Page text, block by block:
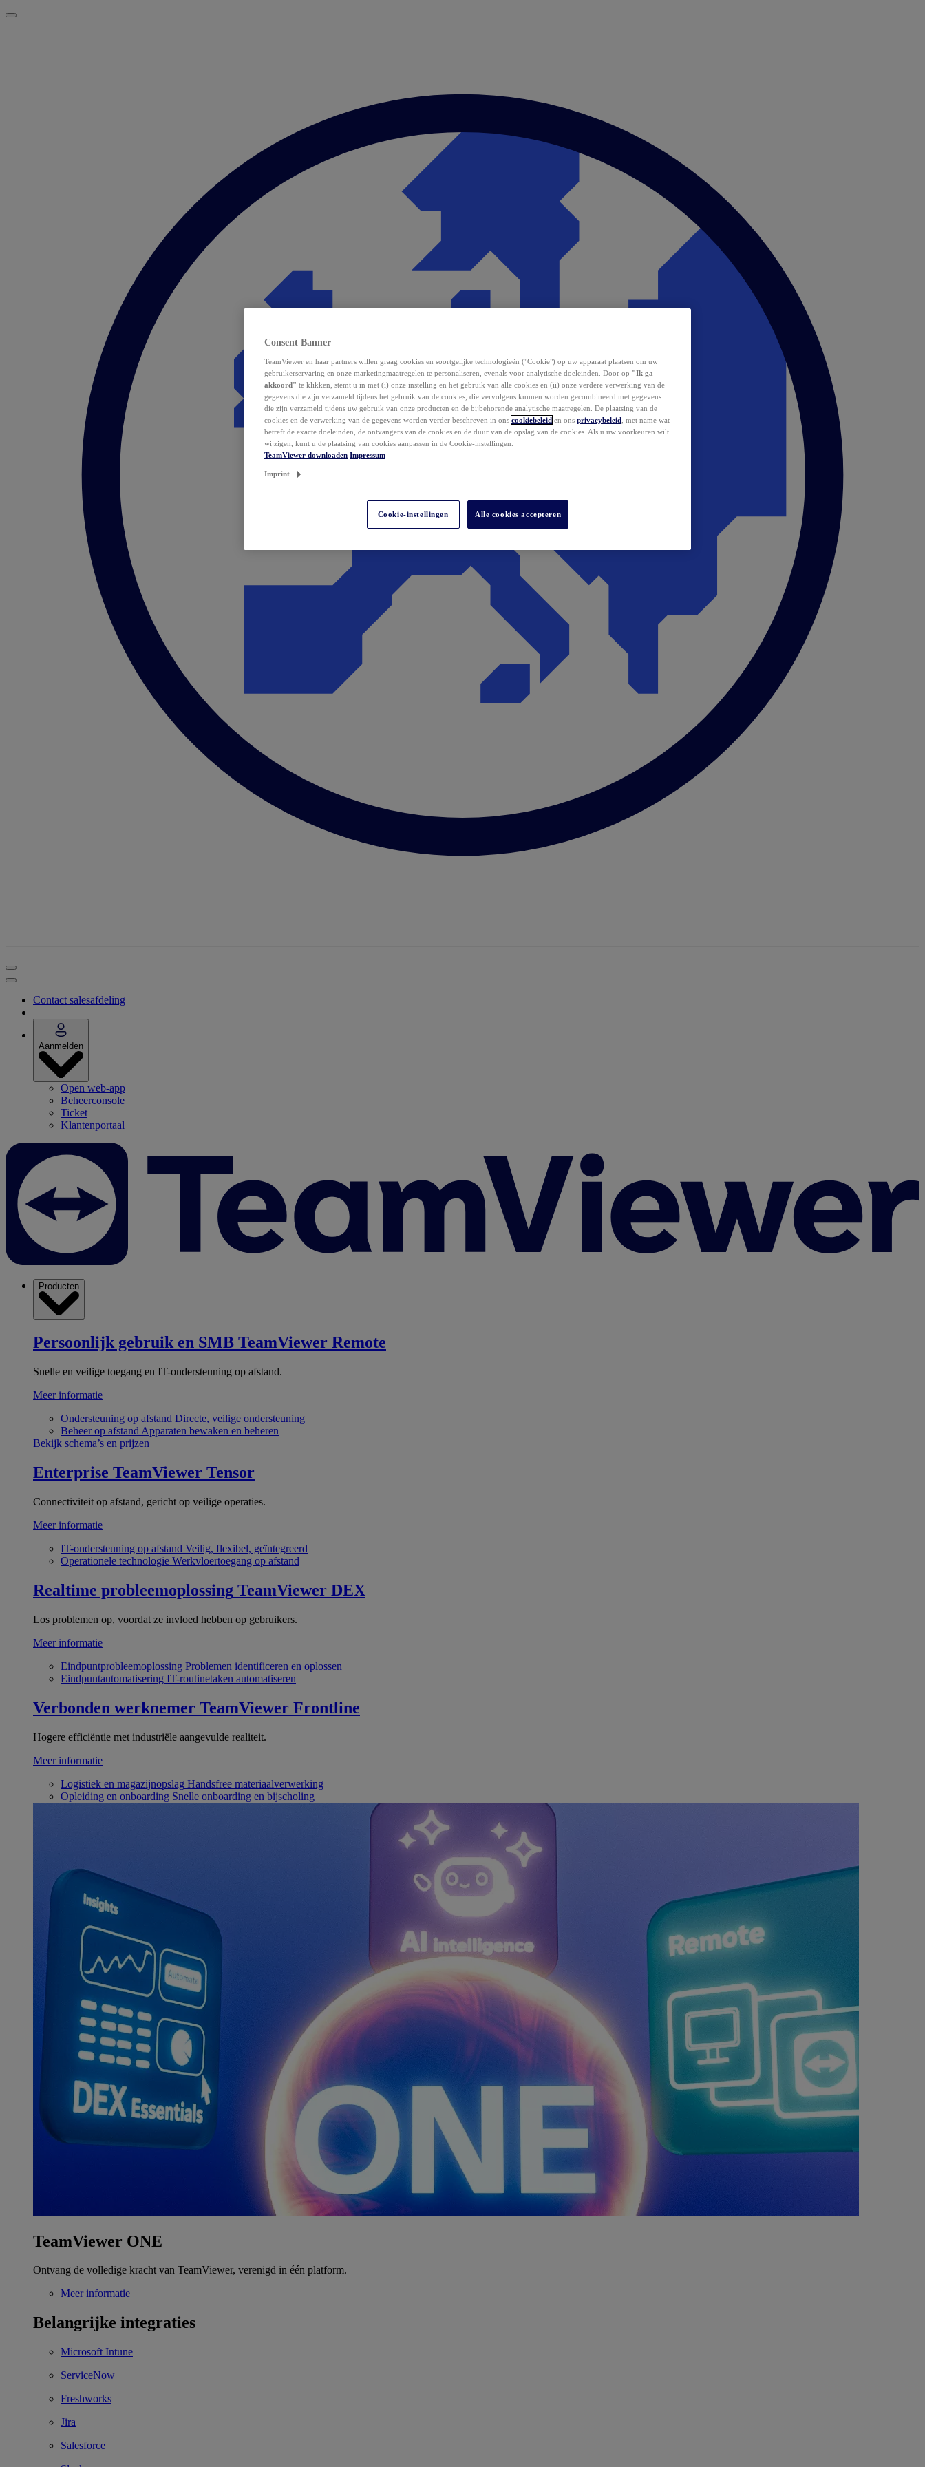
Contact salesafdeling
Aanmelden
Open web-app
Beheerconsole
Ticket
Klantenportaal
Producten
Persoonlijk gebruik en SMB TeamViewer Remote
Snelle en veilige toegang en IT-ondersteuning op afstand.
Meer informatie
Ondersteuning op afstand Directe, veilige ondersteuning
Beheer op afstand Apparaten bewaken en beheren
Bekijk schema’s en prijzen
Enterprise TeamViewer Tensor
Connectiviteit op afstand, gericht op veilige operaties.
Meer informatie
IT-ondersteuning op afstand Veilig, flexibel, geïntegreerd
Operationele technologie Werkvloertoegang op afstand
Realtime probleemoplossing TeamViewer DEX
Los problemen op, voordat ze invloed hebben op gebruikers.
Meer informatie
Eindpuntprobleemoplossing Problemen identificeren en oplossen
Eindpuntautomatisering IT-routinetaken automatiseren
Verbonden werknemer TeamViewer Frontline
Hogere efficiëntie met industriële aangevulde realiteit.
Meer informatie
Logistiek en magazijnopslag Handsfree materiaalverwerking
Opleiding en onboarding Snelle onboarding en bijscholing
TeamViewer ONE
Ontvang de volledige kracht van TeamViewer, verenigd in één platform.
Meer informatie
Belangrijke integraties
Microsoft Intune
ServiceNow
Freshworks
Jira
Salesforce
Consent Banner
TeamViewer en haar partners willen graag cookies en soortgelijke technologieën ("Cookie") op uw apparaat plaatsen om uw
gebruikerservaring en onze marketingmaatregelen te personaliseren, evenals voor analytische doeleinden. Door op "Ik ga
akkoord" te klikken, stemt u in met (i) onze instelling en het gebruik van alle cookies en (ii) onze verdere verwerking van de
gegevens die zijn verzameld tijdens het gebruik van de cookies, die vervolgens kunnen worden gecombineerd met gegevens
die zijn verzameld tijdens uw gebruik van onze producten en de bijbehorende analytische maatregelen. De plaatsing van de
cookies en de verwerking van de gegevens worden verder beschreven in ons cookiebeleid en ons privacybeleid , met name wat
betreft de exacte doeleinden, de ontvangers van de cookies en de duur van de opslag van de cookies. Als u uw voorkeuren wilt
wijzigen, kunt u de plaatsing van cookies aanpassen in de Cookie-instellingen.
TeamViewer downloaden Impressum
Imprint
Cookie-instellingen Alle cookies accepteren